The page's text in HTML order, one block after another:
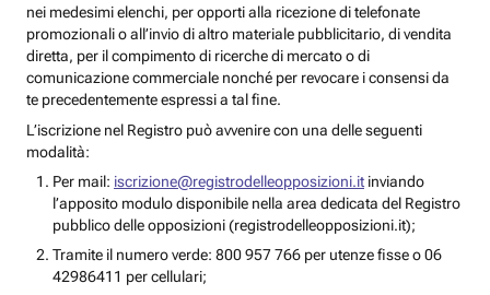
nei medesimi elenchi, per opporti alla ricezione di telefonate
promozionali o all’invio di altro materiale pubblicitario, di vendita
diretta, per il compimento di ricerche di mercato o di
comunicazione commerciale nonché per revocare i consensi da
te precedentemente espressi a tal fine.
L’iscrizione nel Registro può avvenire con una delle seguenti
modalità:
Per mail: iscrizione@registrodelleopposizioni.it inviando
l’apposito modulo disponibile nella area dedicata del Registro
pubblico delle opposizioni (registrodelleopposizioni.it);
Tramite il numero verde: 800 957 766 per utenze fisse o 06
42986411 per cellulari;